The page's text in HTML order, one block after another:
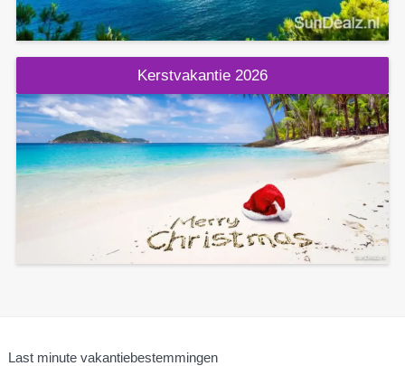
Kerstvakantie 2026
Last minute vakantiebestemmingen